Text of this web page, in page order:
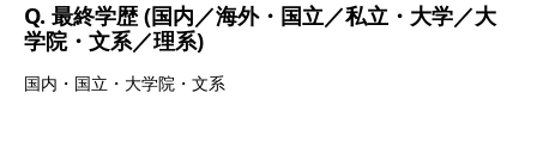
Q. 最終学歴 (国内／海外・国立／私立・大学／大
学院・文系／理系)
国内・国立・大学院・文系